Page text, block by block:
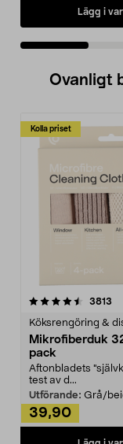
Lägg i
Ovanligt
Kolla priset
3813
Köksrengöring &
Mikrofiberduk
pack
Aftonbladets
test av d...
Utförande: Grå/
39,90
4.0av 5